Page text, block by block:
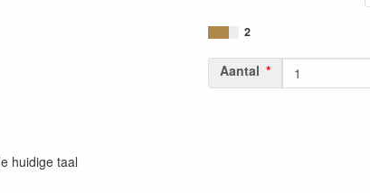
2
Aantal
huidige taal